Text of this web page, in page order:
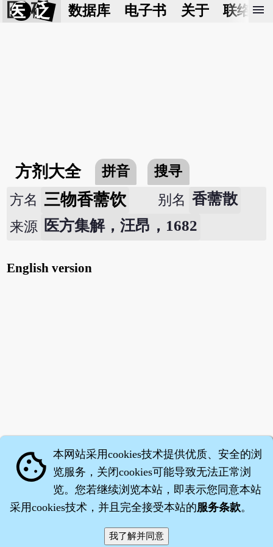
医 砭 数据库 电子书 关于 联络我
menu
方剂大全 拼音
搜寻
方名 三物香薷饮 别名 香薷散
来源 医方集解，汪昂，1682
English version
·沈药子©2008～2026
cookie 本网站采用cookies技术提供优质、安全的浏
览服务，关闭cookies可能导致无法正常浏
览。您若继续浏览本站，即表示您同意本站
采用cookies技术，并且完全接受本站的服务条款。